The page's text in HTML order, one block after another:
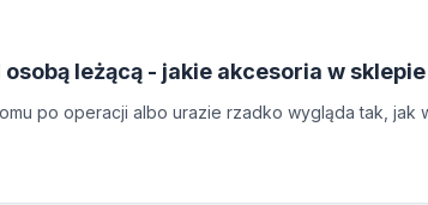
leżącą - jakie akcesoria w
po operacji albo urazie rzadko wygląda tak, jak